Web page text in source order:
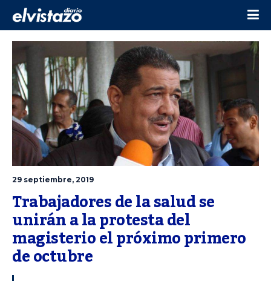
29 septiembre, 2019
Trabajadores de la salud se
unirán a la protesta del
magisterio el próximo primero
de octubre